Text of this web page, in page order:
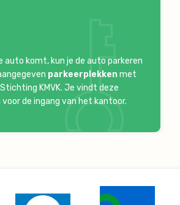
auto komt, kun je de auto parkeren
parkeerplekkenmet
KMVK. Je vindt deze
de ingang van het kantoor.